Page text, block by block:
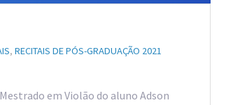
, RECITAIS DE PÓS-GRADUAÇÃO 2021
em Violão do aluno Adson